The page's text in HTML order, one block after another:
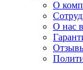
О
О нас